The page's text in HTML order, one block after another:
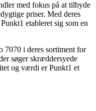
med fokus på at tilbyde
priser. Med deres
etableret sig som en
7070 i deres sortiment for
søger skræddersyede
og værdi er Punkt1 et